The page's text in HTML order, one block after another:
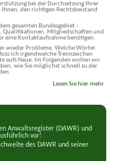
bei der Durchsetzung Ihrer
Ihnen, den richtigen Rechtsbeistand
gesamten Bundesgebiet -
Mitgliedschaften und
eine Kontaktaufnahme benötigen.
wieder Probleme. Welche Wörter
ich irgendwelche Trennzeichen
aufs Neue. Im Folgenden wollen wir
wie Sie möglichst schnell zu der
Lesen Sie hier mehr
Anwaltsregister (DAWR) und
vor!
des DAWR und seiner